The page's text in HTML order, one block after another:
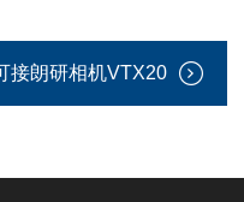
接朗研相机VTX20